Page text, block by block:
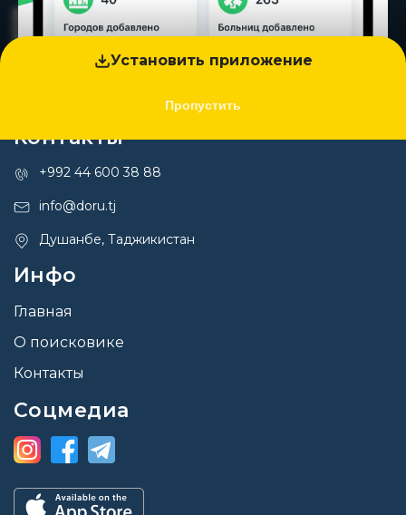
Установить приложение
Пропустить
Контакты
+992 44 600 38 88
info@doru.tj
Душанбе, Таджикистан
Инфо
Главная
О поисковике
Контакты
Соцмедиа